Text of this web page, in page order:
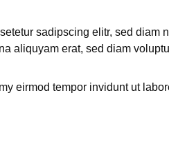
sadipscing elitr, sed diam
aliquyam erat, sed diam
eirmod tempor invidunt ut